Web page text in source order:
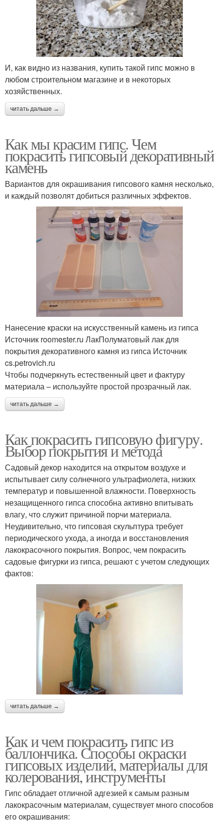
И, как видно из названия, купить такой гипс можно в
любом строительном магазине и в некоторых
хозяйственных.
читать дальше →
Как мы красим гипс. Чем
покрасить гипсовый декоративный
камень
Вариантов для окрашивания гипсового камня несколько,
и каждый позволят добиться различных эффектов.
Нанесение краски на искусственный камень из гипса
Источник roomester.ru ЛакПолуматовый лак для
покрытия декоративного камня из гипса Источник
cs.petrovich.ru
Чтобы подчеркнуть естественный цвет и фактуру
материала – используйте простой прозрачный лак.
читать дальше →
Как покрасить гипсовую фигуру.
Выбор покрытия и метода
Садовый декор находится на открытом воздухе и
испытывает силу солнечного ультрафиолета, низких
температур и повышенной влажности. Поверхность
незащищенного гипса способна активно впитывать
влагу, что служит причиной порчи материала.
Неудивительно, что гипсовая скульптура требует
периодического ухода, а иногда и восстановления
лакокрасочного покрытия. Вопрос, чем покрасить
садовые фигурки из гипса, решают с учетом следующих
фактов:
читать дальше →
Как и чем покрасить гипс из
баллончика. Способы окраски
гипсовых изделий, материалы для
колерования, инструменты
Гипс обладает отличной адгезией к самым разным
лакокрасочным материалам, существует много способов
его окрашивания: